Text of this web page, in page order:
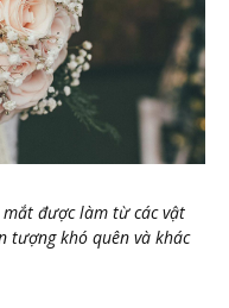
được làm từ các vật
tượng khó quên và khác